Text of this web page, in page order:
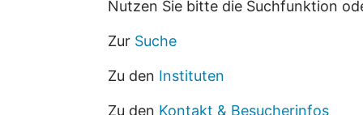
Nutzen Sie bitte die Suchfunktion
Zur Suche
Zu den Instituten
Zu den Kontakt & Besucherinfos